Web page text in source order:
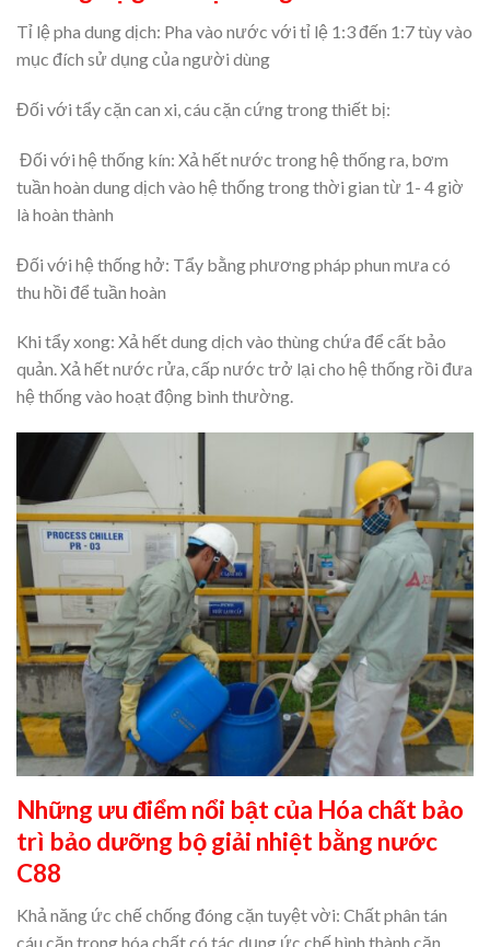
Tỉ lệ pha dung dịch: Pha vào nước với tỉ lệ 1:3 đến 1:7 tùy vào
mục đích sử dụng của người dùng
Đối với tẩy cặn can xi, cáu cặn cứng trong thiết bị:
Đối với hệ thống kín: Xả hết nước trong hệ thống ra, bơm
tuần hoàn dung dịch vào hệ thống trong thời gian từ 1- 4 giờ
là hoàn thành
Đối với hệ thống hở: Tẩy bằng phương pháp phun mưa có
thu hồi để tuần hoàn
Khi tẩy xong: Xả hết dung dịch vào thùng chứa để cất bảo
quản. Xả hết nước rửa, cấp nước trở lại cho hệ thống rồi đưa
hệ thống vào hoạt động bình thường.
Những ưu điểm nổi bật của Hóa chất bảo
trì bảo dưỡng bộ giải nhiệt bằng nước
C88
Khả năng ức chế chống đóng cặn tuyệt vời: Chất phân tán
cáu cặn trong hóa chất có tác dụng ức chế hình thành cặn